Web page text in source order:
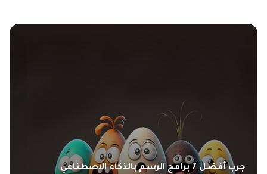
بالذكاء الاصطناعي
أفكار جديدة لجلسات التصوير